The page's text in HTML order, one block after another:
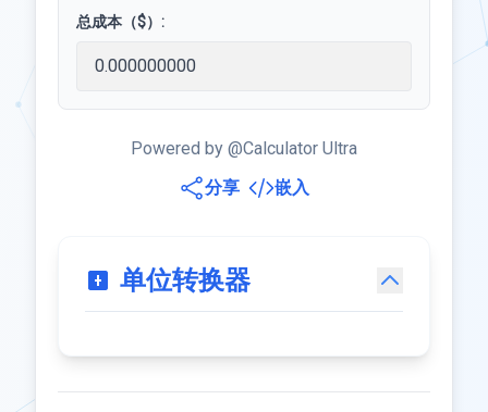
总成本（$）:
Powered by @Calculator Ultra
分享
嵌入
单位转换器